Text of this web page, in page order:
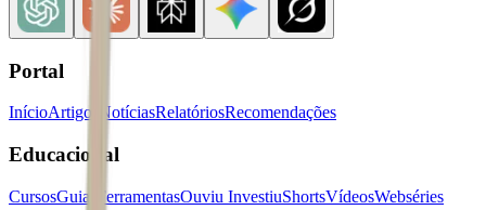
Portal
InícioArtigos NotíciasRelatóriosRecomendações
Educacional
CursosGuias FerramentasOuviu InvestiuShortsVídeosWebséries